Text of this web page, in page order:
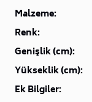
Malzeme:
Renk:
Genişlik (cm):
Yükseklik (cm):
Ek Bilgiler: